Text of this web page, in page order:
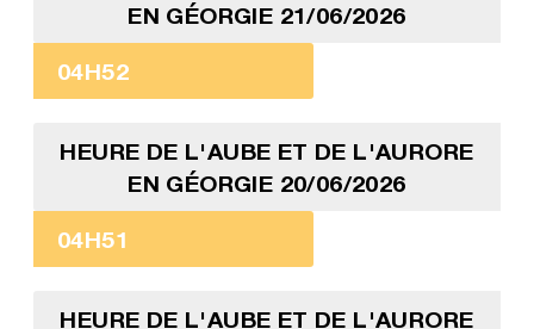
EN GÉORGIE 21/06/2026
04H52
HEURE DE L'AUBE ET DE L'AURORE
EN GÉORGIE 20/06/2026
04H51
HEURE DE L'AUBE ET DE L'AURORE